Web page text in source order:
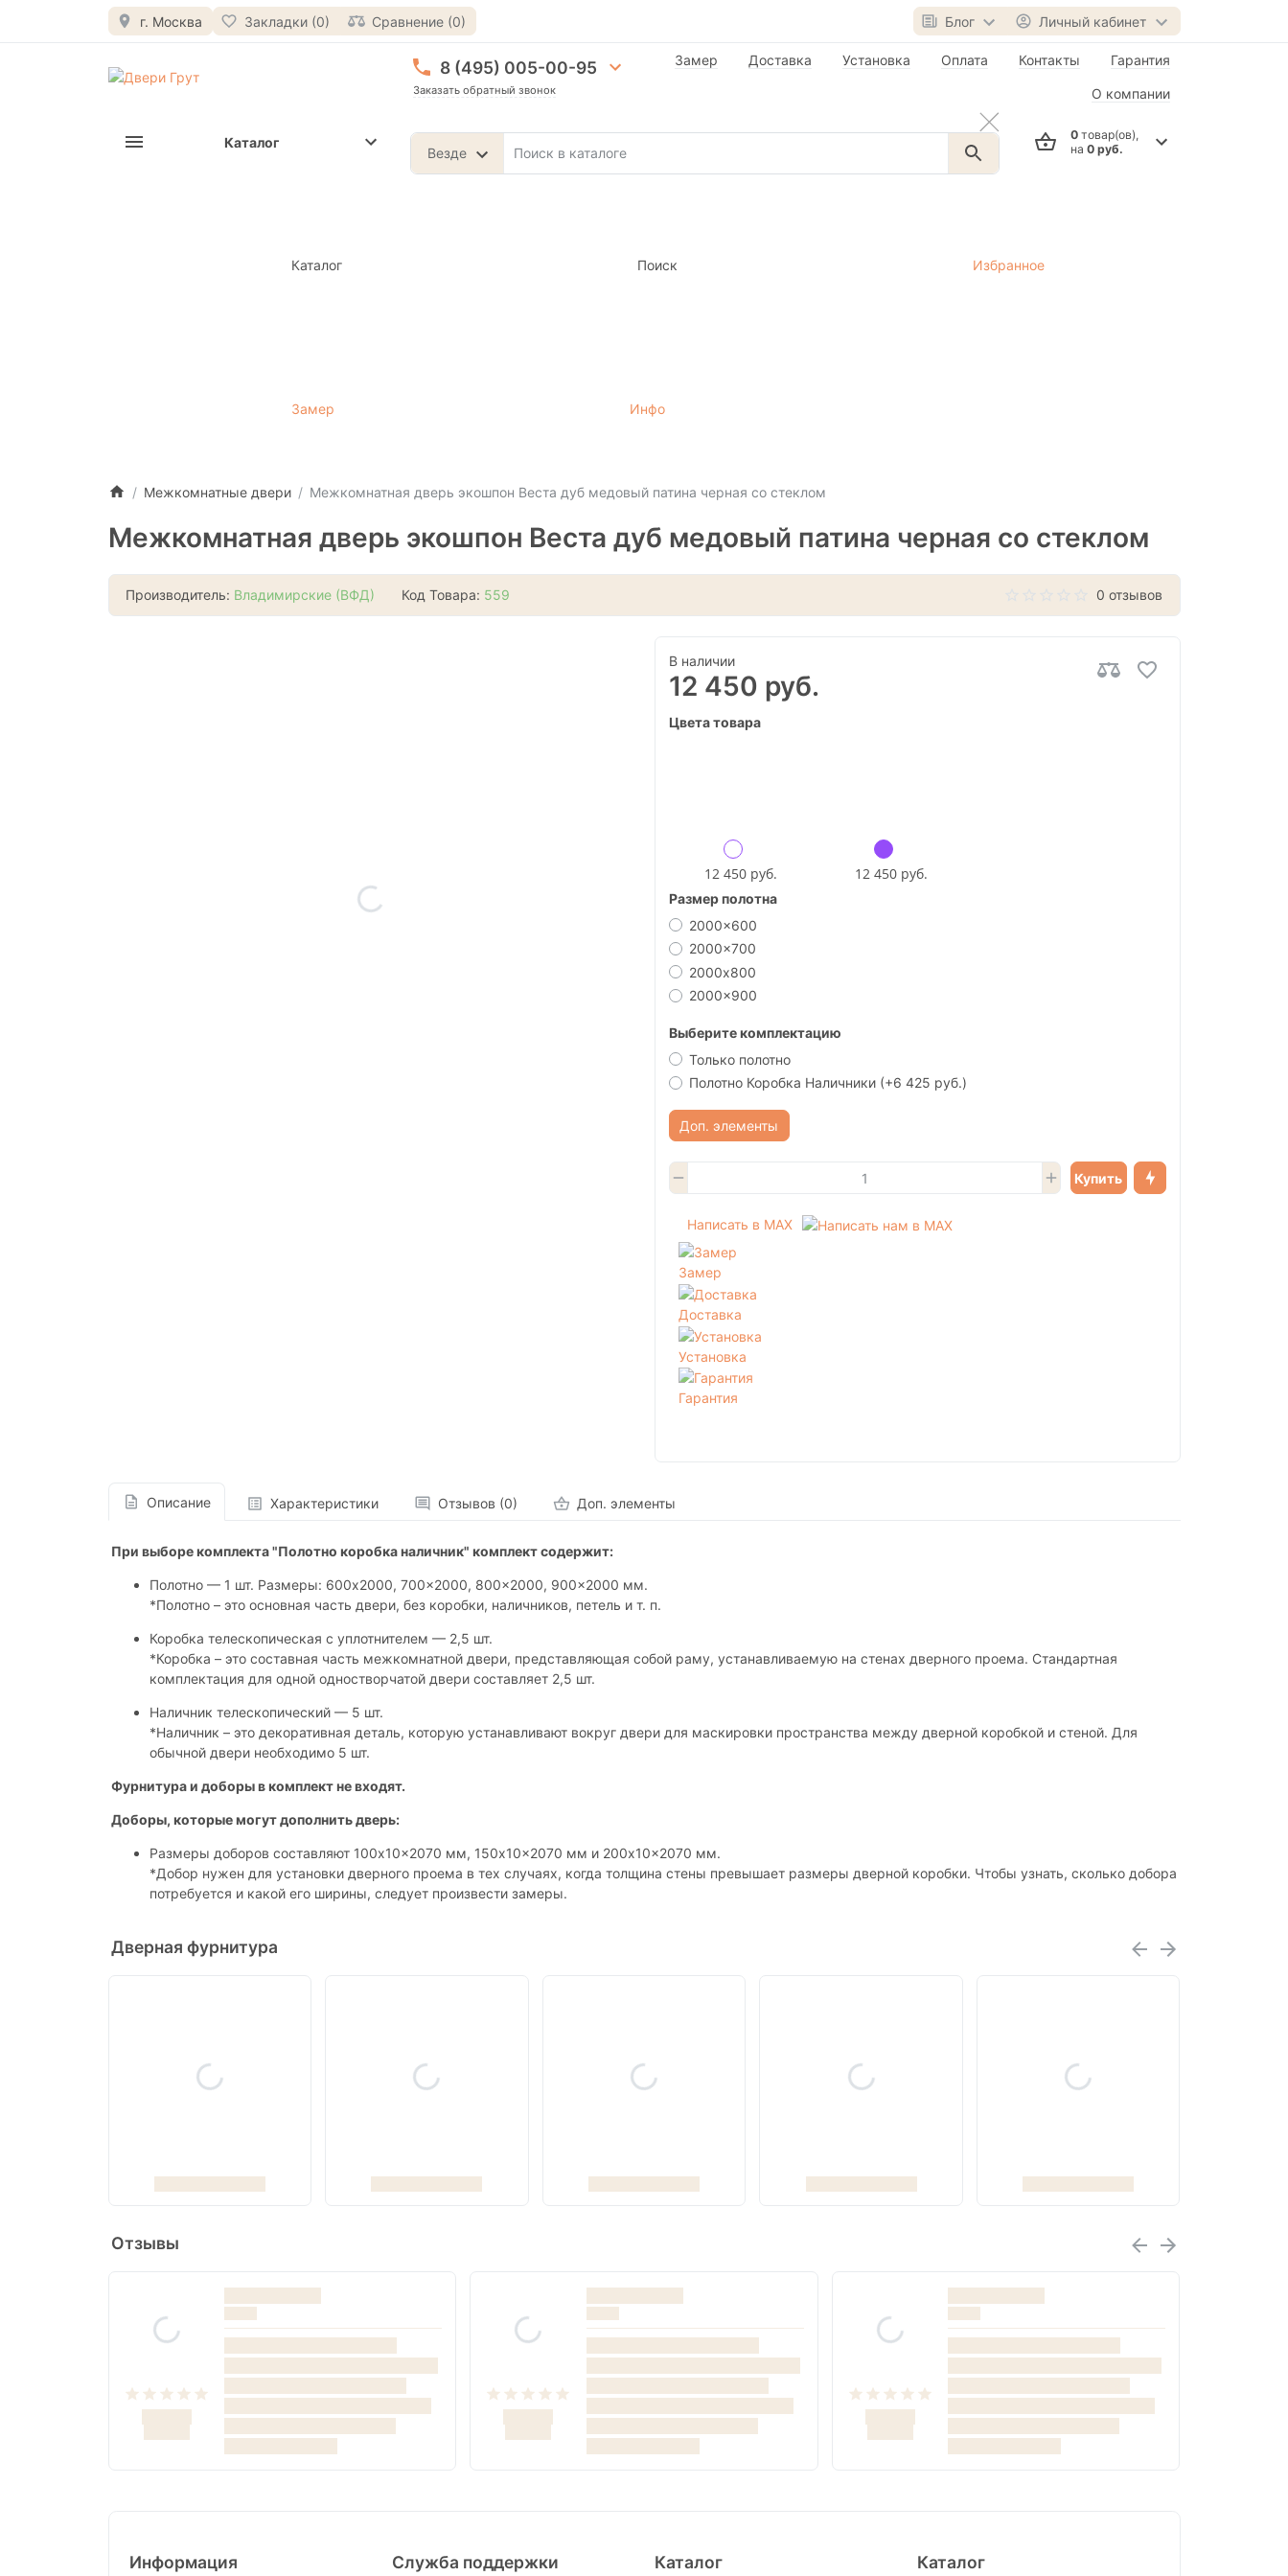
г. Москва Закладки (0) Сравнение (0) Блог Личный кабинет
8 (495) 005-00-95
Заказать обратный звонок
Везде
Замер Доставка Установка Оплата Контакты Гарантия
О компании
0товар(ов),
на 0 руб.
Каталог
Каталог Поиск Избранное
Замер Инфо
Межкомнатные двери Межкомнатная дверь экошпон Веста дуб медовый патина черная со стеклом
Межкомнатная дверь экошпон Веста дуб медовый патина черная со стеклом
Производитель: Владимирские (ВФД) Код Товара: 559 0 отзывов
В наличии
12 450 руб.
Цвета товара
12 450 руб. 12 450 руб.
Размер полотна
2000x600
2000x700
2000х800
2000x900
Выберите комплектацию
Только полотно
Полотно Коробка Наличники (+6 425 руб.)
Доп. элементы
Купить
Написать в MAX
Замер
Доставка
Установка
Гарантия
Описание Характеристики Отзывов (0) Доп. элементы
При выборе комплекта "Полотно коробка наличник" комплект содержит:
Полотно — 1 шт. Размеры: 600x2000, 700x2000, 800x2000, 900x2000 мм.
*Полотно – это основная часть двери, без коробки, наличников, петель и т. п.
Коробка телескопическая с уплотнителем — 2,5 шт.
*Коробка – это составная часть межкомнатной двери, представляющая собой раму, устанавливаемую на стенах дверного проема. Стандартная
комплектация для одной одностворчатой двери составляет 2,5 шт.
Наличник телескопический — 5 шт.
*Наличник – это декоративная деталь, которую устанавливают вокруг двери для маскировки пространства между дверной коробкой и стеной. Для
обычной двери необходимо 5 шт.
Фурнитура и доборы в комплект не входят.
Доборы, которые могут дополнить дверь:
Размеры доборов составляют 100x10x2070 мм, 150x10x2070 мм и 200x10x2070 мм.
*Добор нужен для установки дверного проема в тех случаях, когда толщина стены превышает размеры дверной коробки. Чтобы узнать, сколько добора
потребуется и какой его ширины, следует произвести замеры.
Дверная фурнитура
Отзывы
Информация Служба поддержки Каталог Каталог